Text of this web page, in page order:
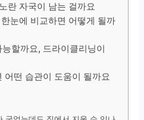
란 자국이 남는 걸까요
눈에 비교하면 어떻게 될까
할까요, 드라이클리닝이
어떤 습관이 도움이 될까요